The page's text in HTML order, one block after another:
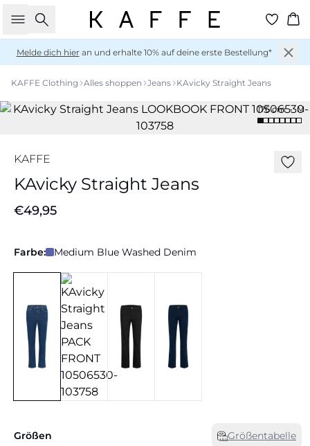
Suche
Melde dich hieran und erhalte 10% auf deine erste Bestellung*
KAFFE Clothing Alles shoppen Jeans KAvicky Straight Jeans
176 cm • M
KAFFE
KAvicky Straight Jeans
€49,95
Farbe: Medium Blue Washed Denim
Größen Größentabelle